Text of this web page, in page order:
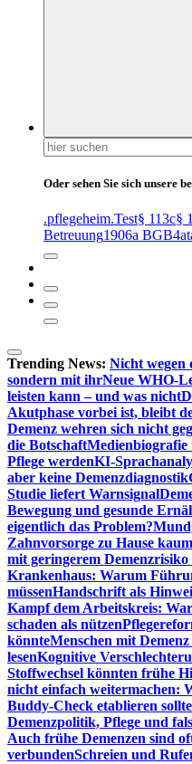
Suchen
nach:
Oder sehen Sie sich unsere
.pflegeheim.Test§ 113c§
Betreuung1906a BGB4at
Trending News: Nicht wegen
sondern mit ihrNeue WHO-
leisten kann – und was nicht
Akutphase vorbei ist, bleibt
Demenz wehren sich nicht
die BotschaftMedienbiografie
Pflege werdenKI-
aber keine Demenzdiagnostik
Studie liefert Warnsignal
Bewegung und gesunde
eigentlich das Problem?
Zahnvorsorge zu Hause
mit geringerem
Krankenhaus: Warum
müssenHandschrift als
Kampf dem Arbeitskreis:
schaden als nützen
könnteMenschen mit
lesenKognitive
Stoffwechsel könnten frühe
nicht einfach weitermachen:
Buddy-Check etablieren
Demenzpolitik, Pflege und
Auch frühe Demenzen sind
verbundenSchreien und